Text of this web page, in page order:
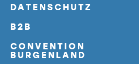
DATENSCHUTZ
B2B
CONVENTION
BURGENLAND